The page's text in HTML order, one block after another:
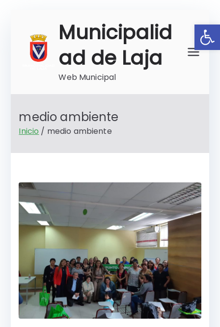
contenido
Municipalid
ad de Laja
Web Municipal
medio ambiente
Inicio medio ambiente